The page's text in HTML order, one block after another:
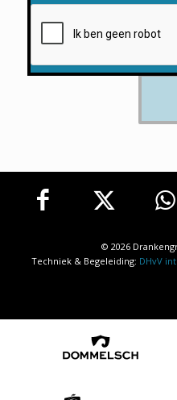
© 2026
Techniek & Begeleiding: DHvV